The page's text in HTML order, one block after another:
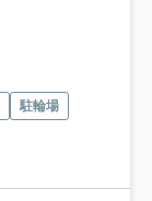
駐輪場